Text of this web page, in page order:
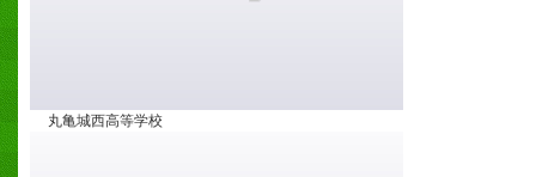
丸亀城西高等学校